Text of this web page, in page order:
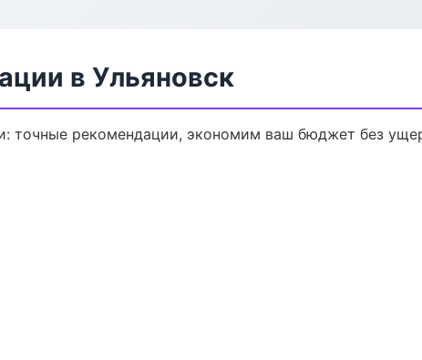
в Ульяновск
точные рекомендации, экономим ваш бюджет без